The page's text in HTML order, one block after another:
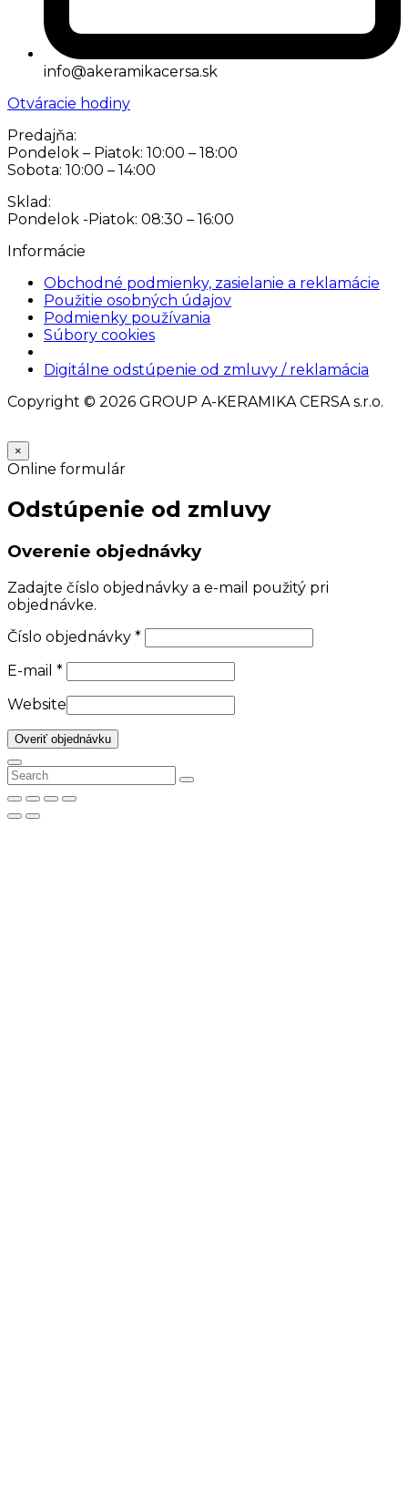
info@akeramikacersa.sk
Otváracie hodiny
Predajňa:
Pondelok – Piatok: 10:00 – 18:00
Sobota: 10:00 – 14:00
Sklad:
Pondelok -Piatok: 08:30 – 16:00
Informácie
Obchodné podmienky, zasielanie a reklamácie
Použitie osobných údajov
Podmienky používania
Súbory cookies
Digitálne odstúpenie od zmluvy / reklamácia
Copyright © 2026 GROUP A-KERAMIKA CERSA s.r.o.
×
Online formulár
Odstúpenie od zmluvy
Overenie objednávky
Zadajte číslo objednávky a e-mail použitý pri
objednávke.
Číslo objednávky *
E-mail *
Website
Overiť objednávku